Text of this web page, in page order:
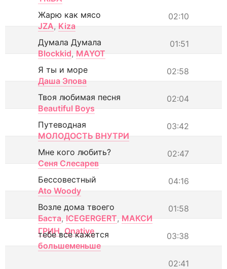
02:10
Жарю как мясо
JZA, Kiza
01:51
Думала Думала
Blockkid, MAYOT
02:58
Я ты и море
Даша Эпова
02:04
Твоя любимая песня
Beautiful Boys
03:42
Путеводная
МОЛОДОСТЬ ВНУТРИ
02:47
Мне кого любить?
Сеня Слесарев
04:16
Бессовестный
Ato Woody
01:58
Возле дома твоего
Баста, ICEGERGERT, МАКСИ
ГРИН, Onative 03:38
тебе все кажется
большеменьше
02:41